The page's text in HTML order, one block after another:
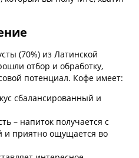
(70%) из Латинской
отбор и обработку, которая
Кофе имеет:
сбалансированный и полный;
– напиток получается с густой
ощущается во рту;
интересное
Nespresso Original. Он
капсулы биоразлагаемые
среды, утилизируются